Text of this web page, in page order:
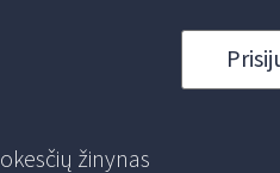
žinynas